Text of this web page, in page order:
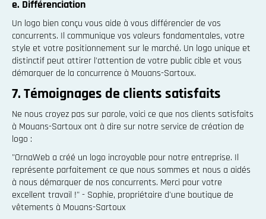
e. Différenciation
Un logo bien conçu vous aide à vous différencier de vos
concurrents. Il communique vos valeurs fondamentales, votre
style et votre positionnement sur le marché. Un logo unique et
distinctif peut attirer l'attention de votre public cible et vous
démarquer de la concurrence à Mouans-Sartoux.
7. Témoignages de clients satisfaits
Ne nous croyez pas sur parole, voici ce que nos clients satisfaits
à Mouans-Sartoux ont à dire sur notre service de création de
logo :
"OrnaWeb a créé un logo incroyable pour notre entreprise. Il
représente parfaitement ce que nous sommes et nous a aidés
à nous démarquer de nos concurrents. Merci pour votre
excellent travail !" - Sophie, propriétaire d'une boutique de
vêtements à Mouans-Sartoux